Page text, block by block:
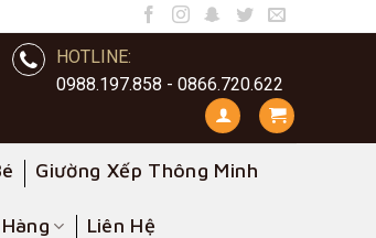
HOTLINE:
0988.197.858 - 0866.720.622
Giường Xếp Thông Minh
Liên Hệ